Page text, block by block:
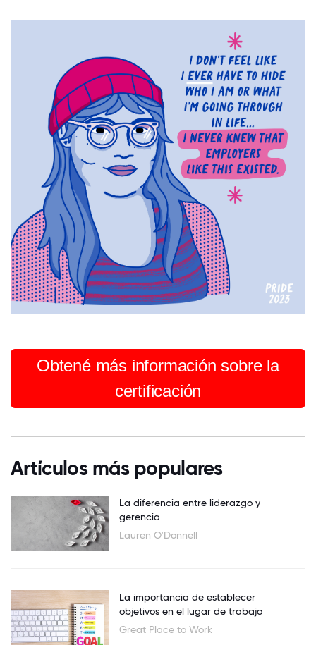
Obtené más información sobre la
certificación
Artículos más populares
La diferencia entre liderazgo y
gerencia
Lauren O'Donnell
La importancia de establecer
objetivos en el lugar de trabajo
Great Place to Work